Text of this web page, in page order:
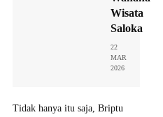
Wisata
Saloka
22
MAR
2026
Tidak hanya itu saja, Briptu